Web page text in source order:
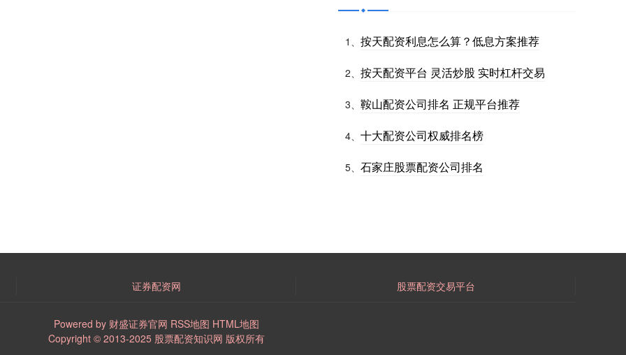
1、 按天配资利息怎么算？低息方案推荐
2、 按天配资平台 灵活炒股 实时杠杆交易
3、 鞍山配资公司排名 正规平台推荐
4、 十大配资公司权威排名榜
5、 石家庄股票配资公司排名
证券配资网 股票配资交易平台
Powered by 财盛证券官网 RSS地图 HTML地图
Copyright © 2013-2025 股票配资知识网 版权所有